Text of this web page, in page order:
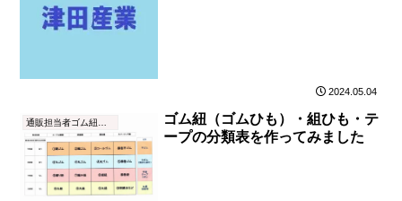
2024.05.04
ゴム紐（ゴムひも）・組ひも・テ
ープの分類表を作ってみました